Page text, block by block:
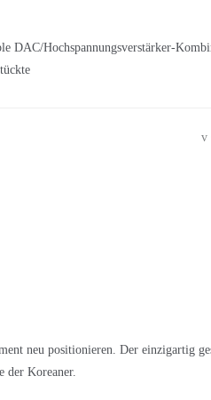
DAC/Hochspannungsverstärker-
neu positionieren. Der einzigartig
Koreaner.